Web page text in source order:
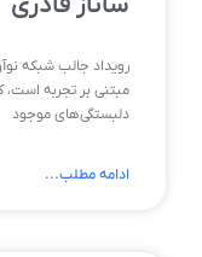
رویداد جالب شبکه
مبتنی بر تجربه است،
دلبستگی‌های موجود
ادامه مطلب...